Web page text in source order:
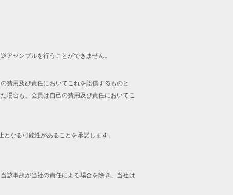
センブルを行うことができません。
費用及び責任においてこれを賠償するものと
場合も、会員は自己の費用及び責任においてこ
なる可能性があることを承諾します。
該事故が当社の責任による場合を除き、当社は